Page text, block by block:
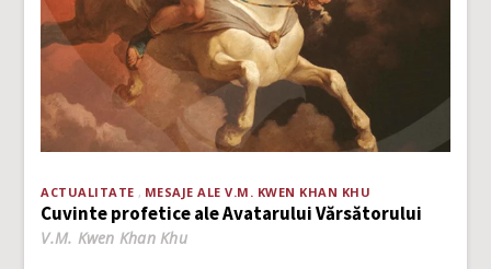
ACTUALITATE MESAJE ALE V.M. KWEN KHAN KHU
Cuvinte profetice ale Avatarului Vărsătorului
V.M. Kwen Khan Khu